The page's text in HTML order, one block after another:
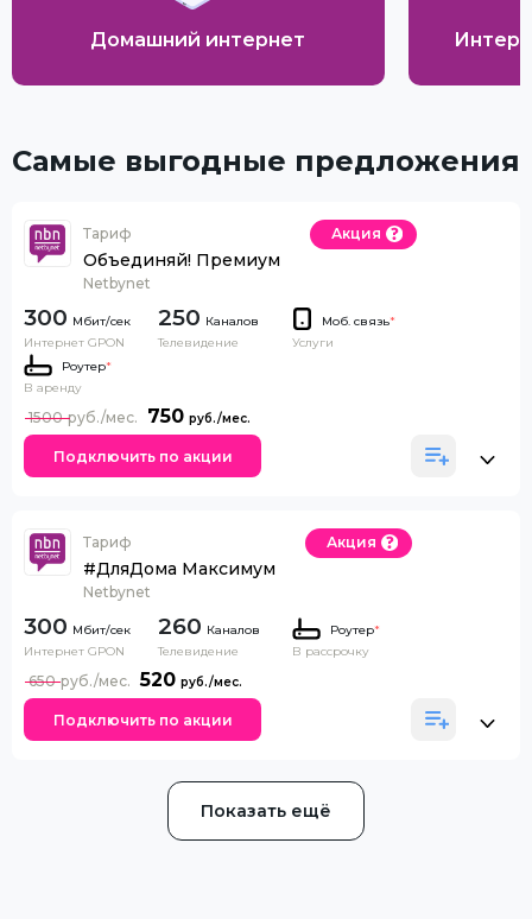
Домашний интернет
Самые выгодные предложения
Тариф
Объединяй! Премиум
Netbynet
Акция
300
Интернет GPON
250 Каналов
Телевидение
Моб. связь*
Услуги
Роутер*
В аренду
750
1500
Подключить по акции
Тариф
#ДляДома Максимум
Netbynet
Акция
300
Интернет GPON
260 Каналов
Телевидение
Роутер*
В рассрочку
520
650
Подключить по акции
Показать ещё